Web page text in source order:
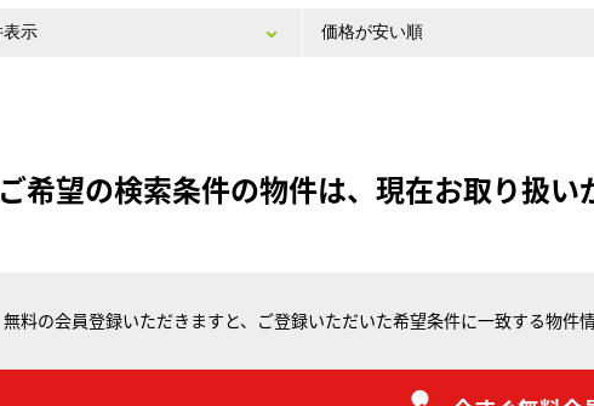
ご希望の検索条件の物件は、現在お取り扱い
無料の会員登録いただきますと、ご登録いただいた希望条件に一致する物件